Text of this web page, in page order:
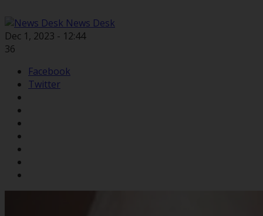
News Desk
Dec 1, 2023 - 12:44
36
Facebook
Twitter